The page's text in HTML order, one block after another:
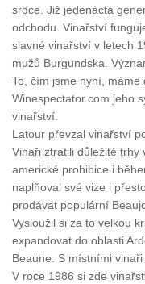
srdce. Již jedenáctá
odchodu. Vinařství
slavné vinařství v letech
mužů Burgundska.
To, čím jsme nyní, máme
Winespectator.com jeho
vinařství.
Latour převzal vinařství
Vinaři ztratili důležité trhy
americké prohibice i
naplňoval své vize i
prodávat populární
Vysloužil si za to velkou
expandovat do oblasti
Beaune. S místními
V roce 1986 si zde